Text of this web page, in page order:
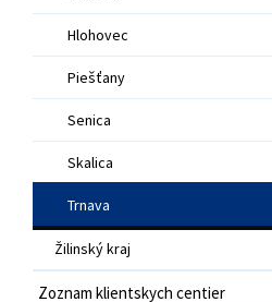
Hlohovec
Piešťany
Senica
Skalica
Trnava
Žilinský kraj
Zoznam klientskych centier